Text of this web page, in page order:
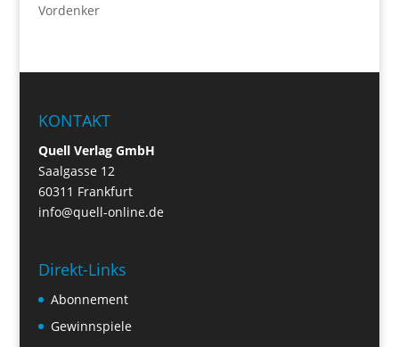
Vordenker
KONTAKT
Quell Verlag GmbH
Saalgasse 12
60311 Frankfurt
info@quell-online.de
Direkt-Links
Abonnement
Gewinnspiele